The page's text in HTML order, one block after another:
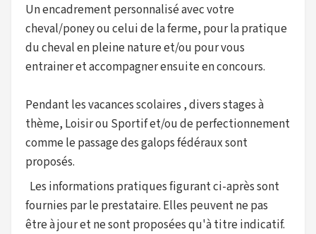
Un encadrement personnalisé avec votre
cheval/poney ou celui de la ferme, pour la pratique
du cheval en pleine nature et/ou pour vous
entrainer et accompagner ensuite en concours.
Pendant les vacances scolaires , divers stages à
thème, Loisir ou Sportif et/ou de perfectionnement
comme le passage des galops fédéraux sont
proposés.
Les informations pratiques figurant ci-après sont
fournies par le prestataire. Elles peuvent ne pas
être à jour et ne sont proposées qu'à titre indicatif.